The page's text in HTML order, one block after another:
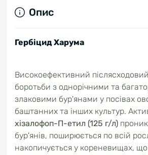
Опис
Гербіцид Харума
Високоефективний
боротьби з однорічними та
злаковими бур'янами у посівах
баштанних та інших культур.
хізалофоп-П-етил (125 г/л)
бур'янів, поширюється по всій
накопичується у кореневищах, що